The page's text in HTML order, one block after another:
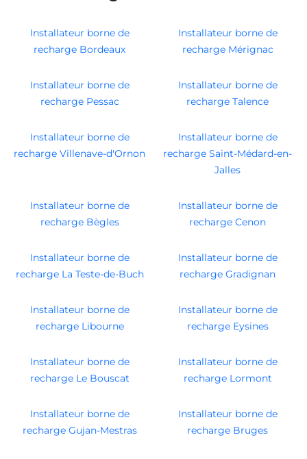
Installateur borne de
recharge Bordeaux
Installateur borne de
recharge Mérignac
Installateur borne de
recharge Pessac
Installateur borne de
recharge Talence
Installateur borne de
recharge Villenave-d'Ornon
Installateur borne de
recharge Saint-Médard-en-
Jalles
Installateur borne de
recharge Bègles
Installateur borne de
recharge Cenon
Installateur borne de
recharge La Teste-de-Buch
Installateur borne de
recharge Gradignan
Installateur borne de
recharge Libourne
Installateur borne de
recharge Eysines
Installateur borne de
recharge Le Bouscat
Installateur borne de
recharge Lormont
Installateur borne de
recharge Gujan-Mestras
Installateur borne de
recharge Bruges